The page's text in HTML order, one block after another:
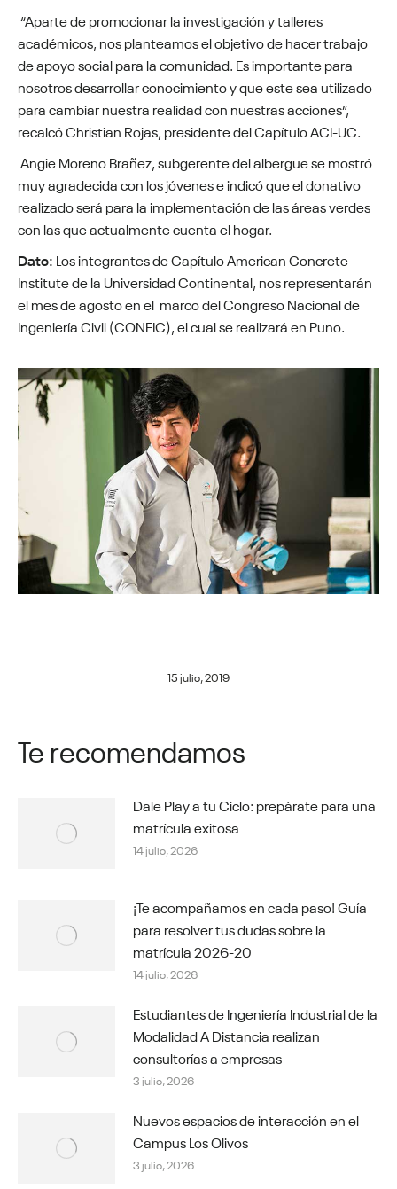
“Aparte de promocionar la investigación y talleres
académicos, nos planteamos el objetivo de hacer trabajo
de apoyo social para la comunidad. Es importante para
nosotros desarrollar conocimiento y que este sea utilizado
para cambiar nuestra realidad con nuestras acciones”,
recalcó Christian Rojas, presidente del Capítulo ACI-UC.
Angie Moreno Brañez, subgerente del albergue se mostró
muy agradecida con los jóvenes e indicó que el donativo
realizado será para la implementación de las áreas verdes
con las que actualmente cuenta el hogar.
Dato: Los integrantes de Capítulo American Concrete
Institute de la Universidad Continental, nos representarán
el mes de agosto en el marco del Congreso Nacional de
Ingeniería Civil (CONEIC), el cual se realizará en Puno.
15 julio, 2019
Te recomendamos
Dale Play a tu Ciclo: prepárate para una
matrícula exitosa
14 julio, 2026
¡Te acompañamos en cada paso! Guía
para resolver tus dudas sobre la
matrícula 2026-20
14 julio, 2026
Estudiantes de Ingeniería Industrial de la
Modalidad A Distancia realizan
consultorías a empresas
3 julio, 2026
Nuevos espacios de interacción en el
Campus Los Olivos
3 julio, 2026